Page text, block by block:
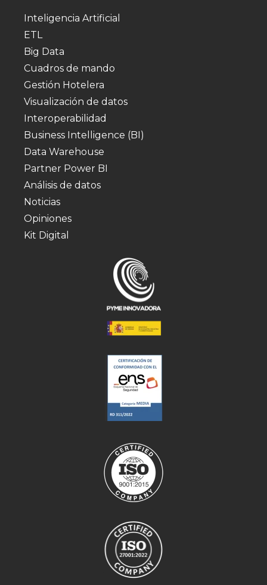
Inteligencia Artificial
ETL
Big Data
Cuadros de mando
Gestión Hotelera
Visualización de datos
Interoperabilidad
Business Intelligence (BI)
Data Warehouse
Partner Power BI
Análisis de datos
Noticias
Opiniones
Kit Digital